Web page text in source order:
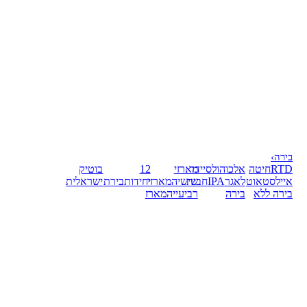
בירה›
RTDחיטה
איילסטאוט
בירה ללא
אלכוהולסיידר
לאגרIPAחבית
בירה
מארזי
שישיהמארזי
רביעייהמארז
12
יחידותבירת
בוטיק
ישראלית